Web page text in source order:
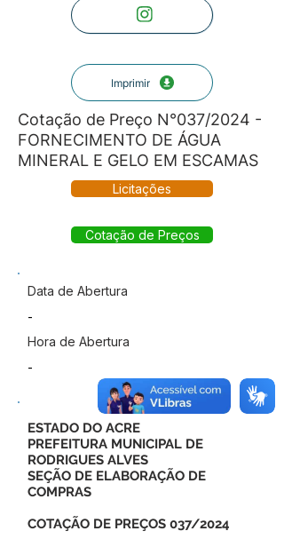
Imprimir
Cotação de Preço N°037/2024 -
FORNECIMENTO DE ÁGUA
MINERAL E GELO EM ESCAMAS
Licitações
Cotação de Preços
Data de Abertura
-
Hora de Abertura
-
ESTADO DO ACRE
PREFEITURA MUNICIPAL DE
RODRIGUES ALVES
SEÇÃO DE ELABORAÇÃO DE
COMPRAS
COTAÇÃO DE PREÇOS 037/2024